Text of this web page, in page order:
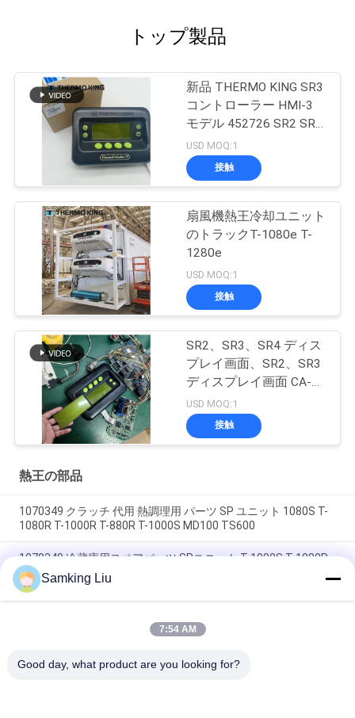
トップ製品
新品 THERMO KING SR3
コントローラー HMI-3
モデル 452726 SR2 SR3
SR4 修理サービス付き
USD MOQ:1
接触
扇風機熱王冷却ユニット
のトラックT-1080e T-
1280e
USD MOQ:1
接触
SR2、SR3、SR4 ディス
プレイ画面、SR2、SR3
ディスプレイ画面 CA-
8452372 グリーン ディ
スプレイタイプ LCD画
面 THERMO KING SB210
USD MOQ:1
接触
熱王の部品
1070349 クラッチ 代用 熱調理用 パーツ SP ユニット 1080S T-
1080R T-1000R T-880R T-1000S MD100 TS600
1070349 冷蔵庫用スペアパーツ SPユニット T-1080S T-1080R
T-1000R T-880R T-1000S MD100 TS600
T-600M / T-600R / 680Pro,T-800M / T-800R / 880Pro 同じカバ
我々は,THERMO KINGユニットカバー全体のセットを供給しま
Samking Liu
7:54 AM
Good day, what product are you looking for?